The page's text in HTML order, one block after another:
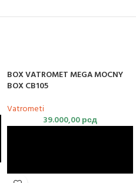
BOX VATROMET MEGA MOCNY
BOX CB105
Vatrometi
39.000,00рсд